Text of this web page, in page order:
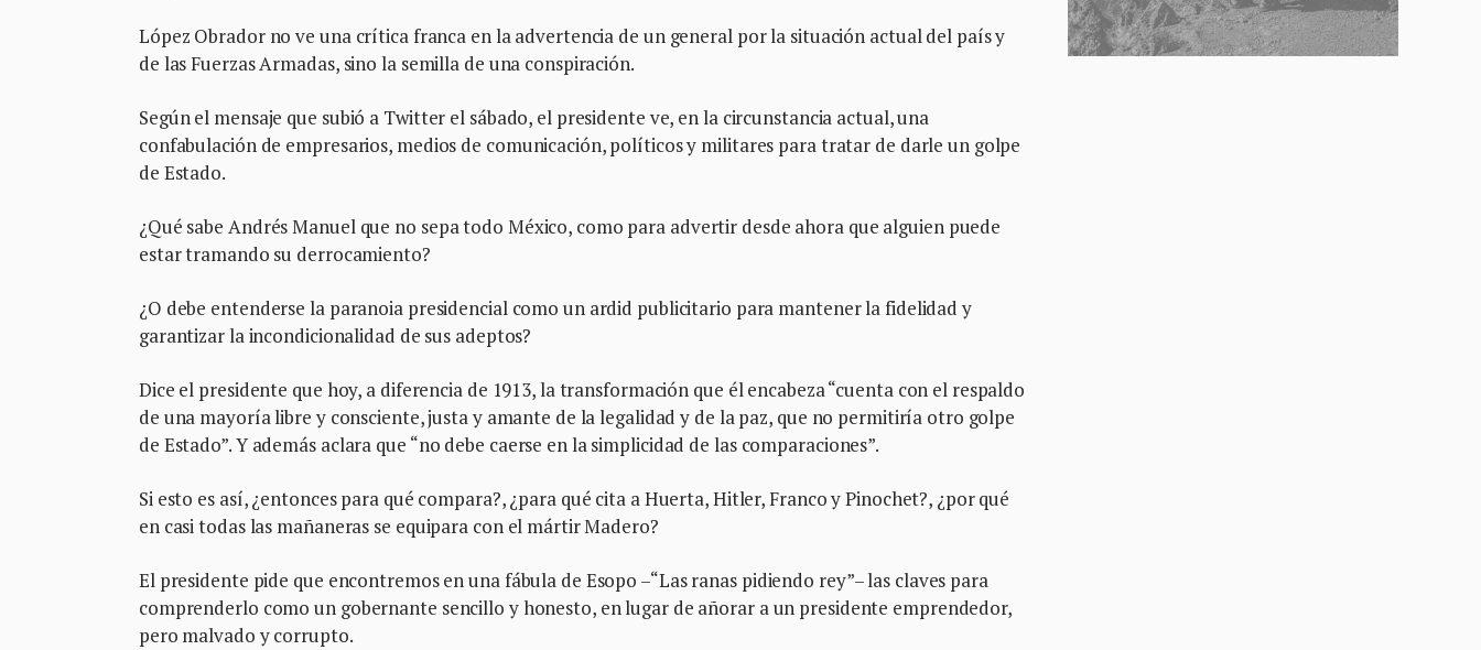
López Obrador no ve una crítica franca en la advertencia de un general por la situación actual del país y
de las Fuerzas Armadas, sino la semilla de una conspiración.
Según el mensaje que subió a Twitter el sábado, el presidente ve, en la circunstancia actual, una
confabulación de empresarios, medios de comunicación, políticos y militares para tratar de darle un golpe
de Estado.
¿Qué sabe Andrés Manuel que no sepa todo México, como para advertir desde ahora que alguien puede
estar tramando su derrocamiento?
¿O debe entenderse la paranoia presidencial como un ardid publicitario para mantener la fidelidad y
garantizar la incondicionalidad de sus adeptos?
Dice el presidente que hoy, a diferencia de 1913, la transformación que él encabeza “cuenta con el respaldo
de una mayoría libre y consciente, justa y amante de la legalidad y de la paz, que no permitiría otro golpe
de Estado”. Y además aclara que “no debe caerse en la simplicidad de las comparaciones”.
Si esto es así, ¿entonces para qué compara?, ¿para qué cita a Huerta, Hitler, Franco y Pinochet?, ¿por qué
en casi todas las mañaneras se equipara con el mártir Madero?
El presidente pide que encontremos en una fábula de Esopo –“Las ranas pidiendo rey”– las claves para
comprenderlo como un gobernante sencillo y honesto, en lugar de añorar a un presidente emprendedor,
pero malvado y corrupto.